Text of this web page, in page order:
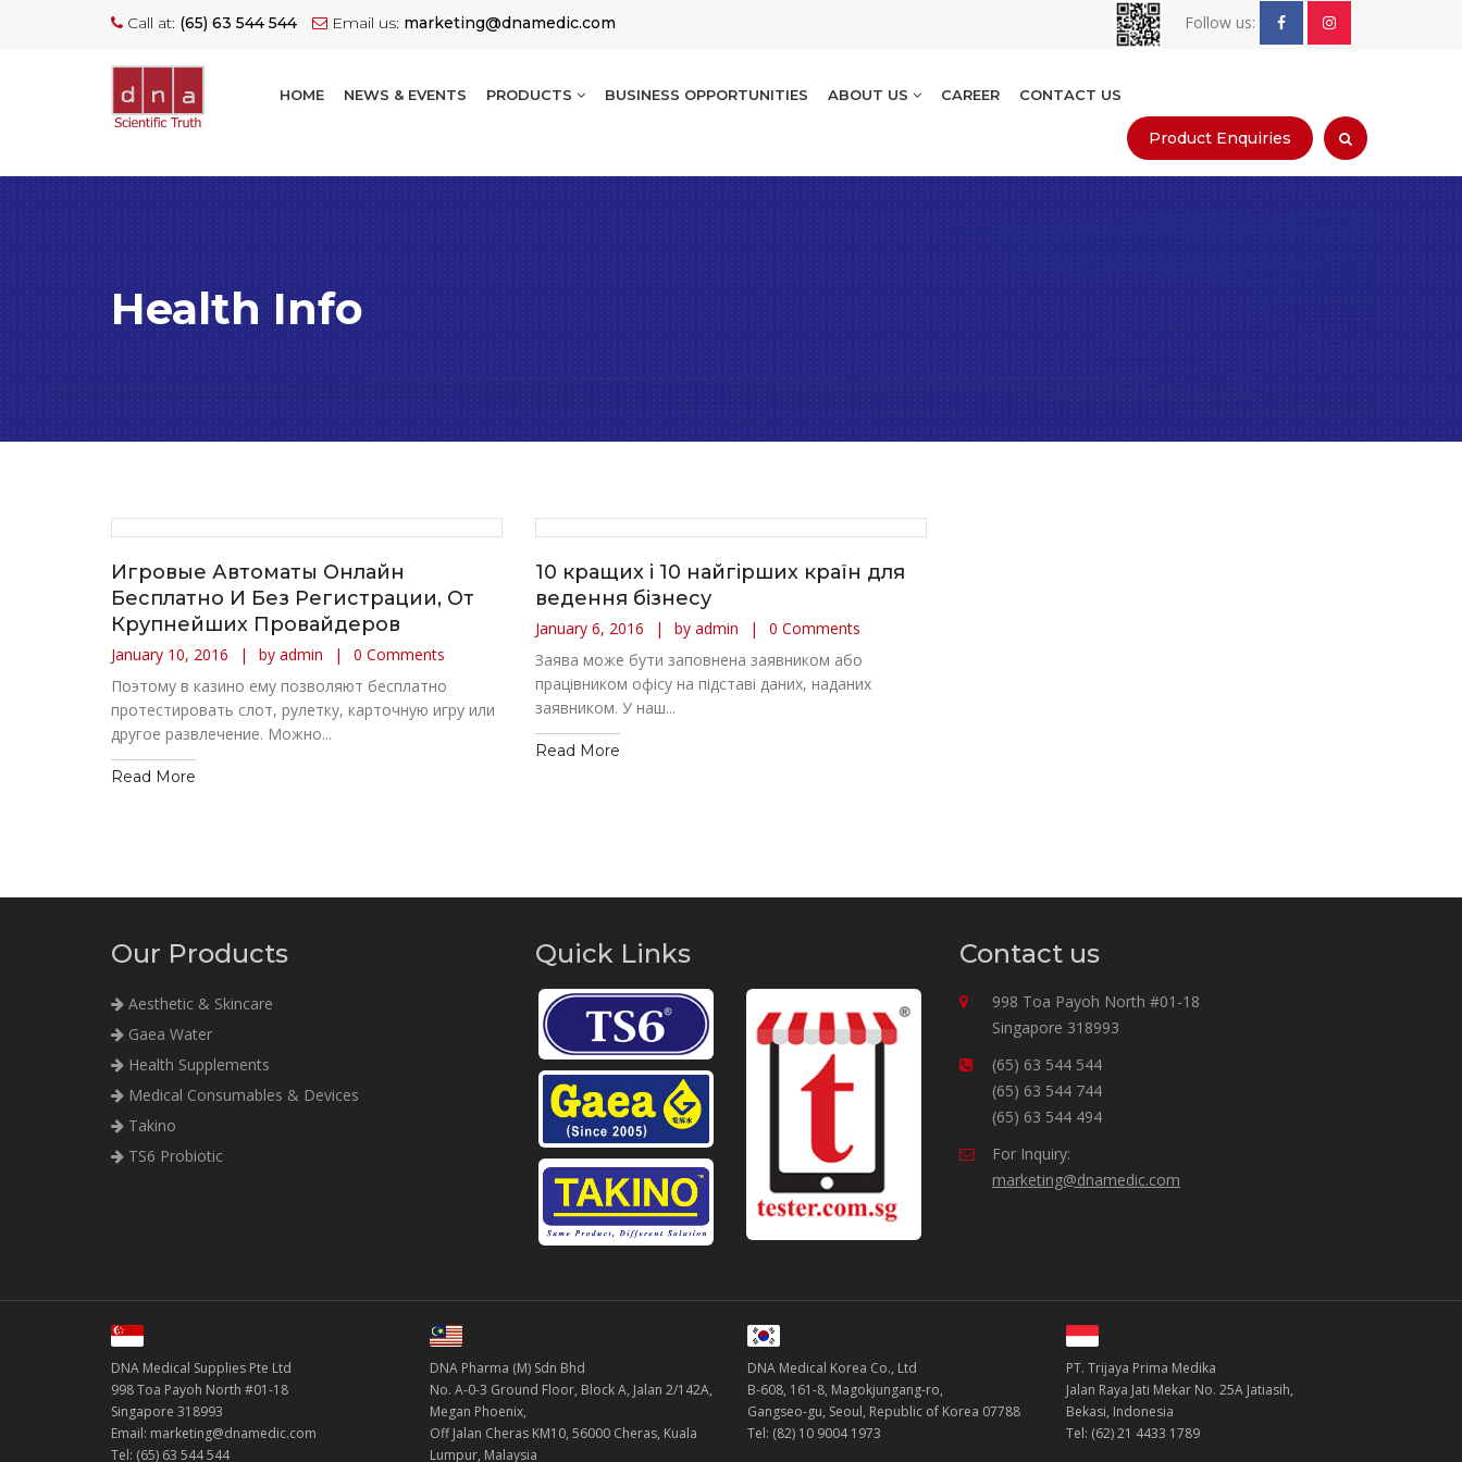
Call at: (65) 63 544 544 Email us: marketing@dnamedic.com Follow us:
HOME NEWS & EVENTS PRODUCTS BUSINESS OPPORTUNITIES ABOUT US CAREER CONTACT US
Product Enquiries
Health Info
Игровые Автоматы Онлайн
Бесплатно И Без Регистрации, От
Крупнейших Провайдеров
January 10, 2016 by admin
0 Comments
Поэтому в казино ему позволяют бесплатно
протестировать слот, рулетку, карточную игру или
другое развлечение. Можно...
Read More
10 кращих і 10 найгірших країн для
ведення бізнесу
January 6, 2016 by admin
0 Comments
Заява може бути заповнена заявником або
працівником офісу на підставі даних, наданих
заявником. У наш...
Read More
Our Products
Aesthetic & Skincare
Gaea Water
Health Supplements
Medical Consumables & Devices
Takino
TS6 Probiotic
Quick Links Contact us
998 Toa Payoh North #01-18
Singapore 318993
(65) 63 544 544
(65) 63 544 744
(65) 63 544 494
For Inquiry:
marketing@dnamedic.com
DNA Medical Supplies Pte Ltd
998 Toa Payoh North #01-18
Singapore 318993
Email: marketing@dnamedic.com
Tel: (65) 63 544 544
DNA Pharma (M) Sdn Bhd
No. A-0-3 Ground Floor, Block A, Jalan 2/142A,
Megan Phoenix,
Off Jalan Cheras KM10, 56000 Cheras, Kuala
Lumpur, Malaysia
DNA Medical Korea Co., Ltd
B-608, 161-8, Magokjungang-ro,
Gangseo-gu, Seoul, Republic of Korea 07788
Tel: (82) 10 9004 1973
PT. Trijaya Prima Medika
Jalan Raya Jati Mekar No. 25A Jatiasih,
Bekasi, Indonesia
Tel: (62) 21 4433 1789